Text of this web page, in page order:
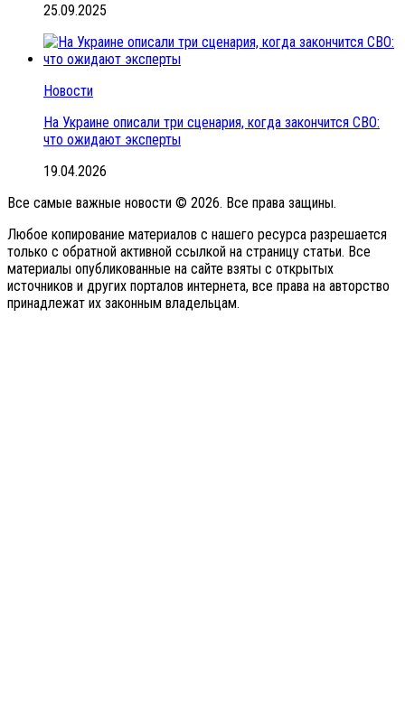
25.09.2025
Новости
На Украине описали три сценария, когда закончится СВО:
что ожидают эксперты
19.04.2026
Все самые важные новости © 2026. Все права защины.
Любое копирование материалов с нашего ресурса разрешается
только с обратной активной ссылкой на страницу статьи. Все
материалы опубликованные на сайте взяты с открытых
источников и других порталов интернета, все права на авторство
принадлежат их законным владельцам.